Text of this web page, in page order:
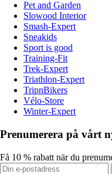
Pet and Garden
Slowood Interior
Smash-Expert
Sneakids
Sport is good
Training-Fit
Trek-Expert
Triathlon-Expert
TripnBikers
Vélo-Store
Winter-Expert
Prenumerera på vårt
Få 10 % rabatt när du